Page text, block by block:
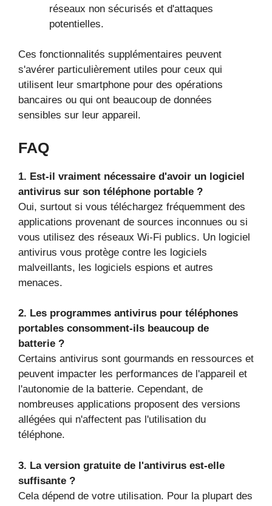
réseaux non sécurisés et d'attaques
potentielles.
Ces fonctionnalités supplémentaires peuvent
s'avérer particulièrement utiles pour ceux qui
utilisent leur smartphone pour des opérations
bancaires ou qui ont beaucoup de données
sensibles sur leur appareil.
FAQ
1. Est-il vraiment nécessaire d'avoir un logiciel
antivirus sur son téléphone portable ?
Oui, surtout si vous téléchargez fréquemment des
applications provenant de sources inconnues ou si
vous utilisez des réseaux Wi-Fi publics. Un logiciel
antivirus vous protège contre les logiciels
malveillants, les logiciels espions et autres
menaces.
2. Les programmes antivirus pour téléphones
portables consomment-ils beaucoup de
batterie ?
Certains antivirus sont gourmands en ressources et
peuvent impacter les performances de l'appareil et
l'autonomie de la batterie. Cependant, de
nombreuses applications proposent des versions
allégées qui n'affectent pas l'utilisation du
téléphone.
3. La version gratuite de l'antivirus est-elle
suffisante ?
Cela dépend de votre utilisation. Pour la plupart des